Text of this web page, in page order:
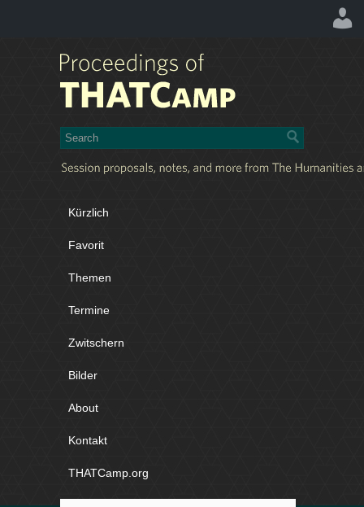
Kürzlich
Favorit
Themen
Termine
Zwitschern
Bilder
About
Kontakt
THATCamp.org